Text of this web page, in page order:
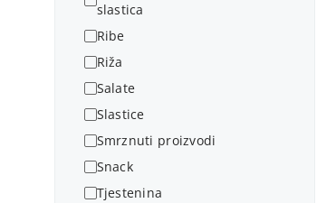
slastica
Ribe
Riža
Salate
Slastice
Smrznuti proizvodi
Snack
Tjestenina